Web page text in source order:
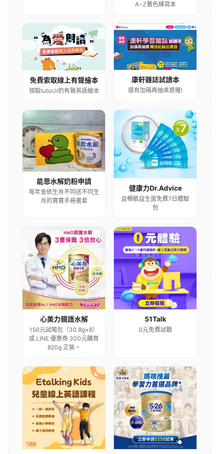
A~Z著色練寫本
免費索取線上有聲繪本
領取tutorJr的有聲英語繪本
康軒雜誌試讀本
還有加碼再抽桌遊喔!
能恩水解奶粉申請
每年會依生肖不同送不同生
肖的寶寶手冊書套
健康力Dr.Advice
益暢敏益生菌免費7日體驗
包
心美力親護水解
150元試喝包（30.8g×8）
或 LINE 優惠券 300元購買
820g 正裝。
51Talk
0元免費試聽